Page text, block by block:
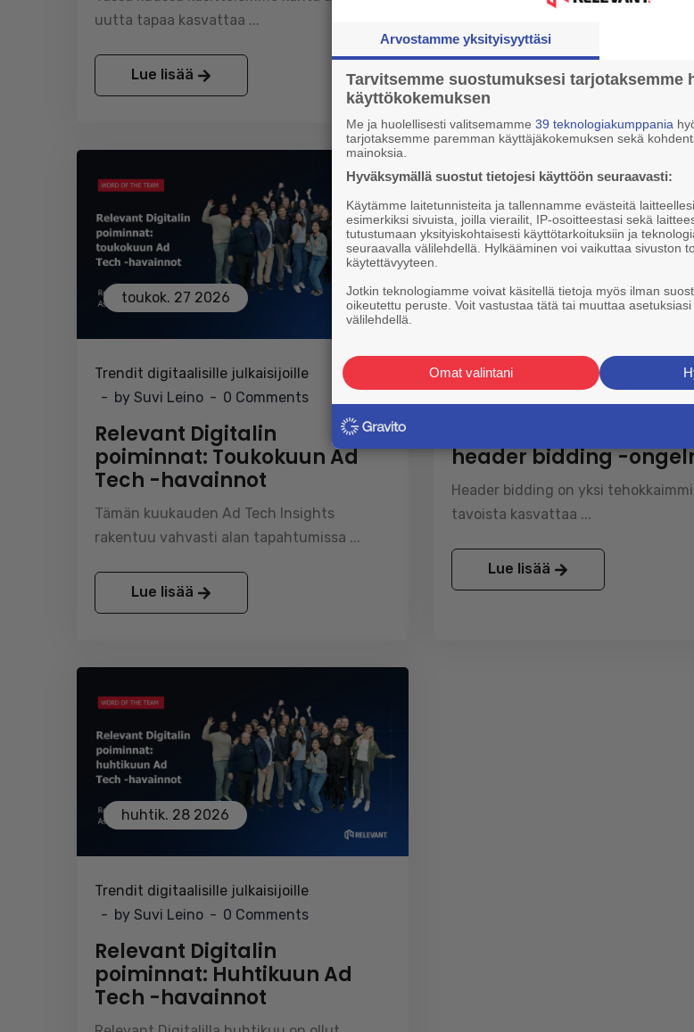
uutta tapaa kasvattaa ...
Lue lisää Lue lisää
toukok. 27 2026
Trendit digitaalisille julkaisijoille
by Suvi Leino
0 Comments
Relevant Digitalin
poiminnat: Toukokuun Ad
Tech -havainnot
Tämän kuukauden Ad Tech Insights
rakentuu vahvasti alan tapahtumissa ...
Lue lisää
toukok. 27 2026
Header Biddingin hallinta
by
header bidding -
Header bidding on yksi
tavoista kasvattaa ...
Lue lisää
huhtik. 28 2026
Trendit digitaalisille julkaisijoille
by Suvi Leino
0 Comments
Relevant Digitalin
poiminnat: Huhtikuun Ad
Tech -havainnot
Arvostamme yksityisyyttäsi
Tarvitsemme suostumuksesi tarjotaksemme
käyttökokemuksen
Me ja huolellisesti valitsemamme 39 teknologiakumppania
tarjotaksemme paremman käyttäjäkokemuksen sekä
mainoksia.
Hyväksymällä suostut tietojesi käyttöön seuraavasti:
Käytämme laitetunnisteita ja tallennamme evästeitä
esimerkiksi sivuista, joilla vierailit, IP-osoitteestasi sekä
tutustumaan yksityiskohtaisesti käyttötarkoituksiin ja
seuraavalla välilehdellä. Hylkääminen voi vaikuttaa sivuston
käytettävyyteen.
Jotkin teknologiamme voivat käsitellä tietoja myös ilman
oikeutettu peruste. Voit vastustaa tätä tai muuttaa
välilehdellä.
Omat valintani